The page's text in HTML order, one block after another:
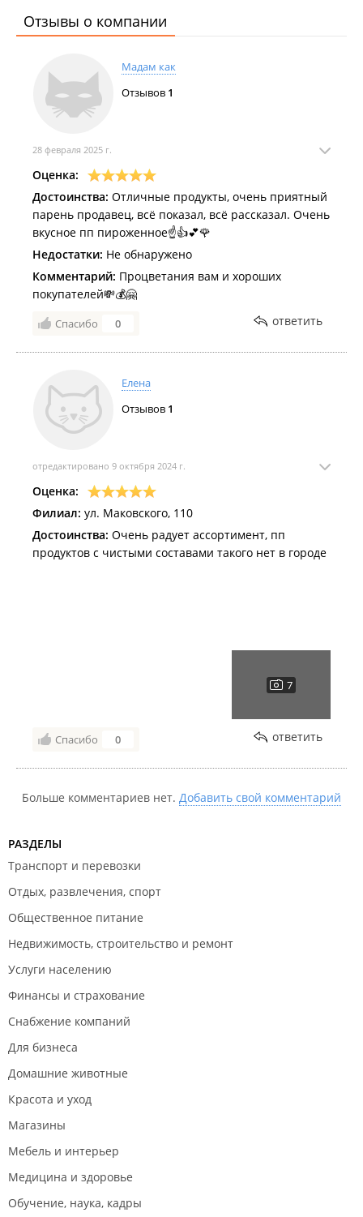
Отзывы о компании
Мадам как
Отзывов 1
28 февраля 2025 г.
Оценка:
Достоинства: Отличные продукты, очень приятный
парень продавец, всё показал, всё рассказал. Очень
вкусное пп пироженное☝️👍💕🌹
Недостатки: Не обнаружено
Комментарий: Процветания вам и хороших
покупателей💸💰🤗
Спасибо 0 ответить
Елена
Отзывов 1
отредактировано 9 октября 2024 г.
Оценка:
Филиал: ул. Маковского, 110
Достоинства: Очень радует ассортимент, пп
продуктов с чистыми составами такого нет в городе
Спасибо 0 ответить
Больше комментариев нет. Добавить свой комментарий
РАЗДЕЛЫ
Транспорт и перевозки
Отдых, развлечения, спорт
Общественное питание
Недвижимость, строительство и ремонт
Услуги населению
Финансы и страхование
Снабжение компаний
Для бизнеса
Домашние животные
Красота и уход
Магазины
Мебель и интерьер
Медицина и здоровье
Обучение, наука, кадры